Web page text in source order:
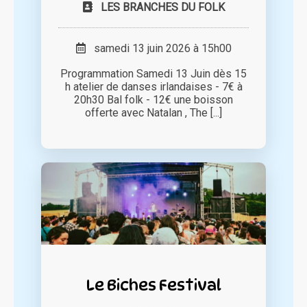
LES BRANCHES DU FOLK
samedi 13 juin 2026 à 15h00
Programmation Samedi 13 Juin dès 15
h atelier de danses irlandaises - 7€ à
20h30 Bal folk - 12€ une boisson
offerte avec Natalan , The [...]
Le Biches Festival